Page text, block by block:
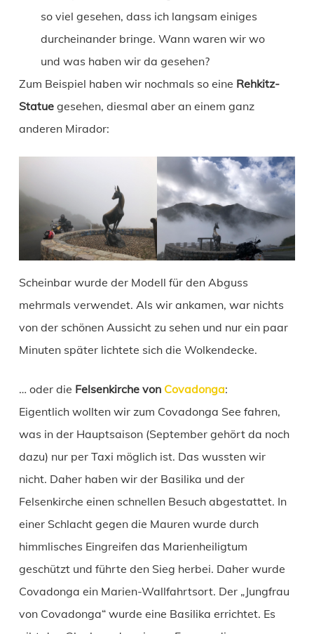
so viel gesehen, dass ich langsam einiges
durcheinander bringe. Wann waren wir wo
und was haben wir da gesehen?
Zum Beispiel haben wir nochmals so eine Rehkitz-
Statuegesehen, diesmal aber an einem ganz
anderen Mirador:
Scheinbar wurde der Modell für den Abguss
mehrmals verwendet. Als wir ankamen, war nichts
von der schönen Aussicht zu sehen und nur ein paar
Minuten später lichtete sich die Wolkendecke.
… oder die Felsenkirche von Covadonga:
Eigentlich wollten wir zum Covadonga See fahren,
was in der Hauptsaison (September gehört da noch
dazu) nur per Taxi möglich ist. Das wussten wir
nicht. Daher haben wir der Basilika und der
Felsenkirche einen schnellen Besuch abgestattet. In
einer Schlacht gegen die Mauren wurde durch
himmlisches Eingreifen das Marienheiligtum
geschützt und führte den Sieg herbei. Daher wurde
Covadonga ein Marien-Wallfahrtsort. Der „Jungfrau
von Covadonga“ wurde eine Basilika errichtet. Es